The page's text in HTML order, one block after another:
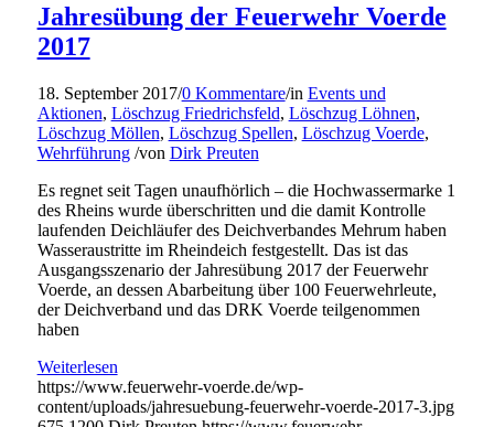
Jahresübung der Feuerwehr Voerde
2017
18. September 2017/0 Kommentare/in Events und
Aktionen, Löschzug Friedrichsfeld, Löschzug Löhnen,
Löschzug Möllen, Löschzug Spellen, Löschzug Voerde,
Wehrführung /von Dirk Preuten
Es regnet seit Tagen unaufhörlich – die Hochwassermarke 1
des Rheins wurde überschritten und die damit Kontrolle
laufenden Deichläufer des Deichverbandes Mehrum haben
Wasseraustritte im Rheindeich festgestellt. Das ist das
Ausgangsszenario der Jahresübung 2017 der Feuerwehr
Voerde, an dessen Abarbeitung über 100 Feuerwehrleute,
der Deichverband und das DRK Voerde teilgenommen
haben
Weiterlesen
https://www.feuerwehr-voerde.de/wp-
content/uploads/jahresuebung-feuerwehr-voerde-2017-3.jpg